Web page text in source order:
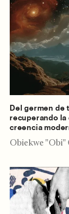
Del germen de
recuperando la
creencia
Obiekwe